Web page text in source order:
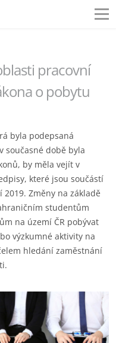
pracovní
o pobytu
byla podepsaná
současné době byla
by měla vejít v
které jsou součástí
Změny na základě
studentům
na území ČR pobývat
výzkumné aktivity na
hledání zaměstnání